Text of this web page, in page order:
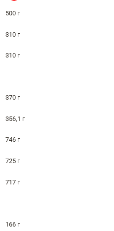
500 г
310 г
310 г
370 г
356,1 г
746 г
725 г
717 г
166 г